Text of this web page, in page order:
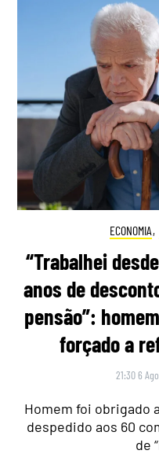
ECONOMIA,
“Trabalhei
anos de
pensão”:
forçado a
21:30 6
Homem foi obrigado
despedido aos 60
de